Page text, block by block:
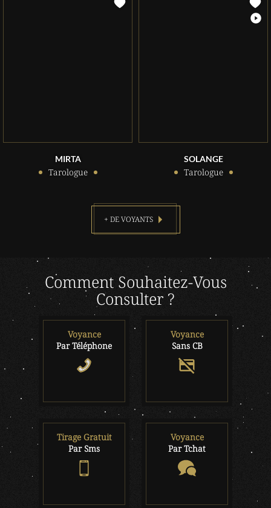
MIRTA
Tarologue
SOLANGE
Tarologue
+ DE VOYANTS
Comment Souhaitez-Vous
Consulter ?
Voyance
Par Téléphone
Voyance
Sans CB
Tirage Gratuit
Par Sms
Voyance
Par Tchat